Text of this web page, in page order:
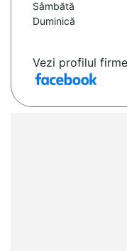
Sâmbătă
Duminică
Vezi profilul